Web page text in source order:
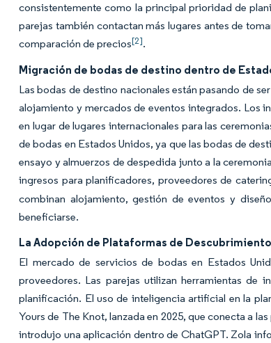
consistentemente como la principal prioridad de
parejas también contactan más lugares antes de
comparación de precios[2].
Migración de bodas de destino dentro de
Las bodas de destino nacionales están pasando de
alojamiento y mercados de eventos integrados. Los
en lugar de lugares internacionales para las
de bodas en Estados Unidos, ya que las bodas de
ensayo y almuerzos de despedida junto a la
ingresos para planificadores, proveedores de
combinan alojamiento, gestión de eventos y
beneficiarse.
La Adopción de Plataformas de
El mercado de servicios de bodas en Estados
proveedores. Las parejas utilizan herramientas de
planificación. El uso de inteligencia artificial en la
Yours de The Knot, lanzada en 2025, que conecta a
introdujo una aplicación dentro de ChatGPT. Zola